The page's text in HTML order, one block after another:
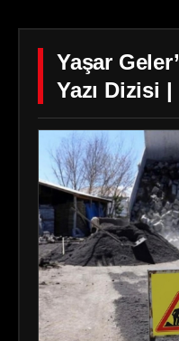
Yaşar
Yazı Dizisi